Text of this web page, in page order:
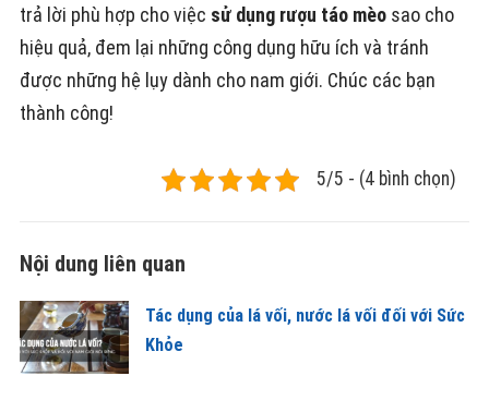
trả lời phù hợp cho việc sử dụng rượu táo mèosao cho
hiệu quả, đem lại những công dụng hữu ích và tránh
được những hệ lụy dành cho nam giới. Chúc các bạn
thành công!
5/5 - (4 bình chọn)
Nội dung liên quan
Tác dụng của lá vối, nước lá vối đối với Sức
Khỏe